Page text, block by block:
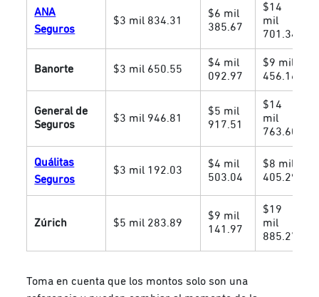
ANA
Seguros
$3 mil 834.31
$6 mil
385.67
$14
mil
701.34
Banorte $3 mil 650.55
$4 mil
092.97
$9 mil
456.16
General de
Seguros
$3 mil 946.81
$5 mil
917.51
$14
mil
763.60
Quálitas
Seguros
$3 mil 192.03
$4 mil
503.04
$8 mil
405.29
Zúrich $5 mil 283.89
$9 mil
141.97
$19
mil
885.27
Toma en cuenta que los montos solo son una